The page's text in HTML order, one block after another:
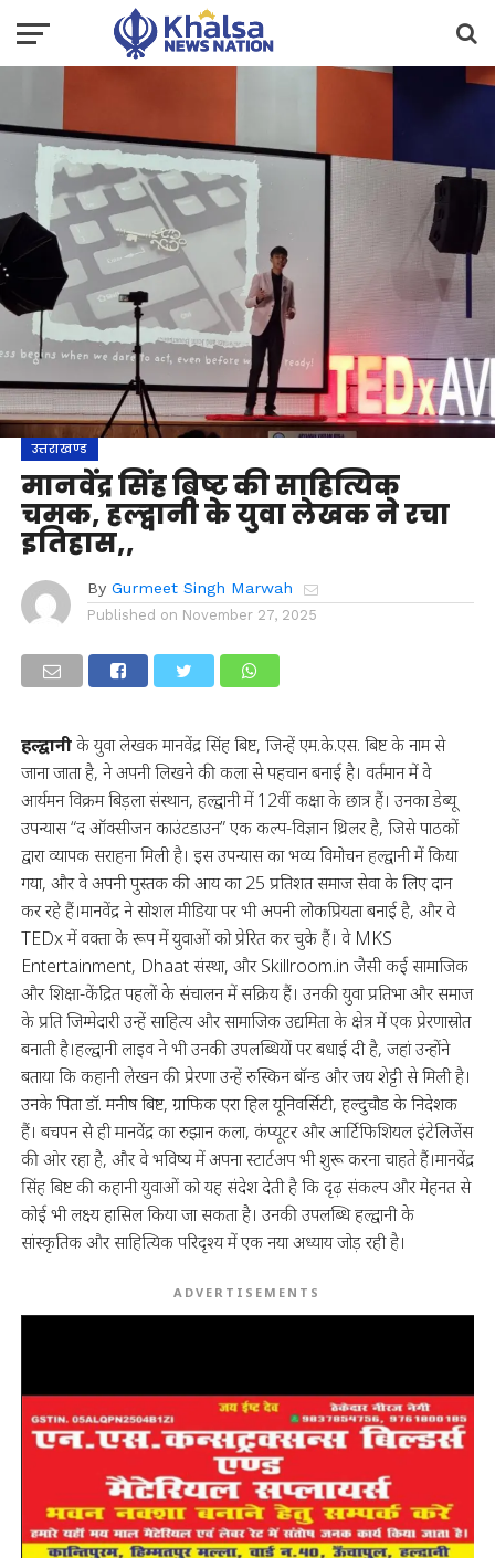
उत्तराखण्ड
मानवेंद्र सिंह बिष्ट की साहित्यिक
चमक, हल्द्वानी के युवा लेखक ने रचा
इतिहास,,
By Gurmeet Singh Marwah
Published on November 27, 2025
हल्द्वानीके युवा लेखक मानवेंद्र सिंह बिष्ट, जिन्हें एम.के.एस. बिष्ट के नाम से
जाना जाता है, ने अपनी लिखने की कला से पहचान बनाई है। वर्तमान में वे
आर्यमन विक्रम बिड़ला संस्थान, हल्द्वानी में 12वीं कक्षा के छात्र हैं। उनका डेब्यू
उपन्यास “द ऑक्सीजन काउंटडाउन” एक कल्प-विज्ञान थ्रिलर है, जिसे पाठकों
द्वारा व्यापक सराहना मिली है। इस उपन्यास का भव्य विमोचन हल्द्वानी में किया
गया, और वे अपनी पुस्तक की आय का 25 प्रतिशत समाज सेवा के लिए दान
कर रहे हैं।मानवेंद्र ने सोशल मीडिया पर भी अपनी लोकप्रियता बनाई है, और वे
TEDx में वक्ता के रूप में युवाओं को प्रेरित कर चुके हैं। वे MKS
Entertainment, Dhaat संस्था, और Skillroom.in जैसी कई सामाजिक
और शिक्षा-केंद्रित पहलों के संचालन में सक्रिय हैं। उनकी युवा प्रतिभा और समाज
के प्रति जिम्मेदारी उन्हें साहित्य और सामाजिक उद्यमिता के क्षेत्र में एक प्रेरणास्रोत
बनाती है।हल्द्वानी लाइव ने भी उनकी उपलब्धियों पर बधाई दी है, जहां उन्होंने
बताया कि कहानी लेखन की प्रेरणा उन्हें रुस्किन बॉन्ड और जय शेट्टी से मिली है।
उनके पिता डॉ. मनीष बिष्ट, ग्राफिक एरा हिल यूनिवर्सिटी, हल्दुचौड के निदेशक
हैं। बचपन से ही मानवेंद्र का रुझान कला, कंप्यूटर और आर्टिफिशियल इंटेलिजेंस
की ओर रहा है, और वे भविष्य में अपना स्टार्टअप भी शुरू करना चाहते हैं।मानवेंद्र
सिंह बिष्ट की कहानी युवाओं को यह संदेश देती है कि दृढ़ संकल्प और मेहनत से
कोई भी लक्ष्य हासिल किया जा सकता है। उनकी उपलब्धि हल्द्वानी के
सांस्कृतिक और साहित्यिक परिदृश्य में एक नया अध्याय जोड़ रही है।
ADVERTISEMENTS